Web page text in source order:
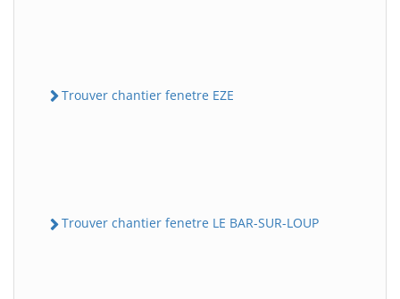
Trouver chantier fenetre EZE
Trouver chantier fenetre LE BAR-SUR-LOUP